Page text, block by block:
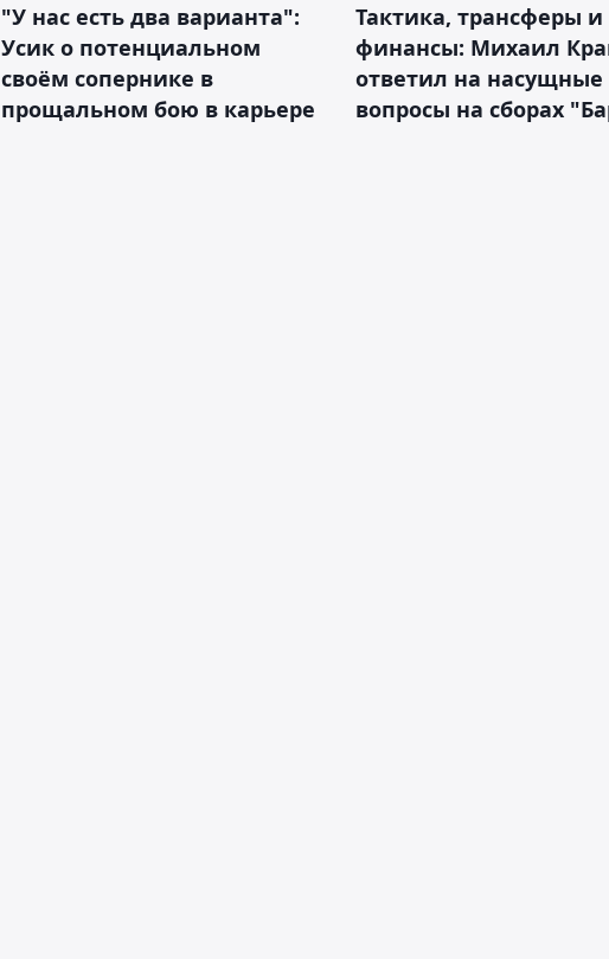
"У нас есть два варианта":
Усик о потенциальном
своём сопернике в
прощальном бою в карьере
Тактика, трансферы и
финансы: Михаил
ответил на насущные
вопросы на сборах